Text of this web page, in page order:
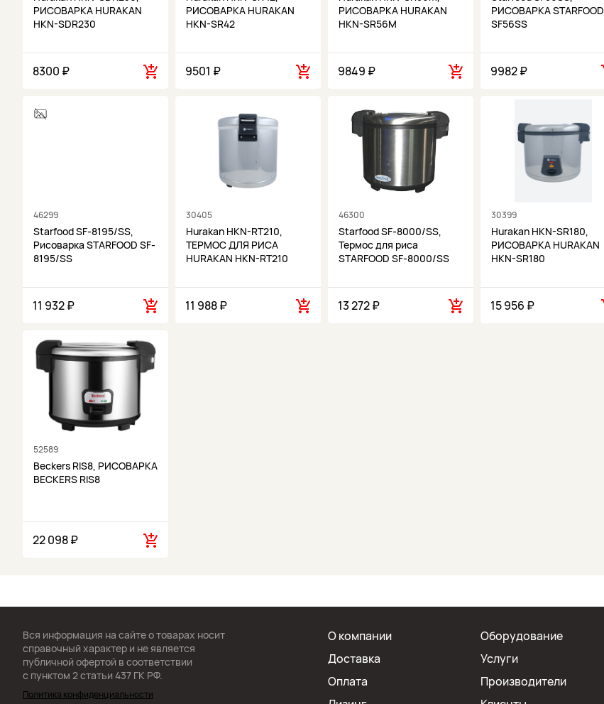
РИСОВАРКА HURAKAN
HKN-SDR230
8300 ₽
РИСОВАРКА HURAKAN
HKN-SR42
9501 ₽
РИСОВАРКА HURAKAN
HKN-SR56M
9849 ₽
РИСОВАРКА STARFOOD
SF56SS
9982 ₽
46299
Starfood SF-8195/SS,
Рисоварка STARFOOD SF-
8195/SS
11 932 ₽
30405
Hurakan HKN-RT210,
ТЕРМОС ДЛЯ РИСА
HURAKAN HKN-RT210
11 988 ₽
46300
Starfood SF-8000/SS,
Термос для риса
STARFOOD SF-8000/SS
13 272 ₽
30399
Hurakan HKN-SR180,
РИСОВАРКА HURAKAN
HKN-SR180
15 956 ₽
52589
Beckers RIS8, РИСОВАРКА
BECKERS RIS8
22 098 ₽
Вся информация на сайте о товарах носит
справочный характер и не является
публичной офертой в соответствии
с пунктом 2 статьи 437 ГК РФ.
Политика конфиденциальности
О компании
Доставка
Оплата
Оборудование
Услуги
Производители